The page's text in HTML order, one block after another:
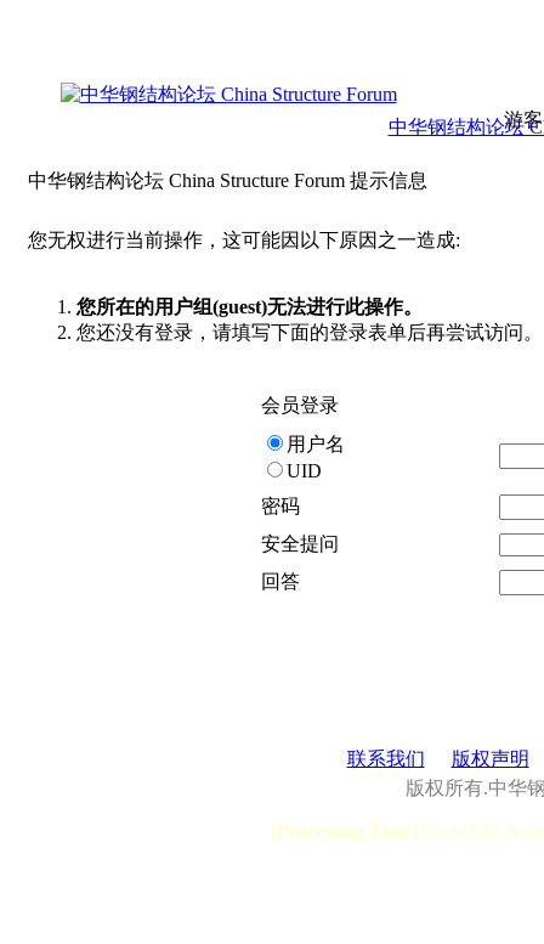
游
中华钢结构论坛
中华钢结构论坛 China Structure Forum 提示信息
您无权进行当前操作，这可能因以下原因之一造成:
您所在的用户组(guest)无法进行此操作。
您还没有登录，请填写下面的登录表单后再尝试访问。
会员登录
用户名
UID
密码
安全提问
回答
联系我们
版权声明
版权所有.中华
[Processing Time] User:0.28,